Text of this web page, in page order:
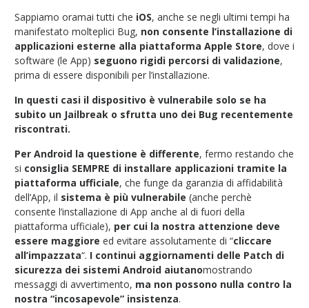
Sappiamo oramai tutti che iOS, anche se negli ultimi tempi ha
manifestato molteplici Bug, non consente l’installazione di
applicazioni esterne alla piattaforma Apple Store, dove i
software (le App) seguono rigidi percorsi di validazione,
prima di essere disponibili per l’installazione.
In questi casi il dispositivo è vulnerabile solo se ha
subito un Jailbreak o sfrutta uno dei Bug recentemente
riscontrati.
Per Android la questione è differente, fermo restando che
si consiglia SEMPRE di installare applicazioni tramite la
piattaforma ufficiale, che funge da garanzia di affidabilità
dell’App, il sistema è più vulnerabile (anche perchè
consente l’installazione di App anche al di fuori della
piattaforma ufficiale), per cui la nostra attenzione deve
essere maggiore ed evitare assolutamente di “cliccare
all’impazzata“. I continui aggiornamenti delle Patch di
sicurezza dei sistemi Android aiutanomostrando
messaggi di avvertimento, ma non possono nulla contro la
nostra “incosapevole” insistenza.